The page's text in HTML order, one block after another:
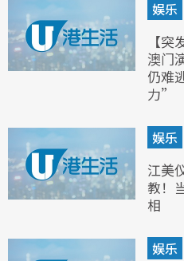
娱乐
【
澳门
仍难
力”
娱乐
江美
教！
相
娱乐